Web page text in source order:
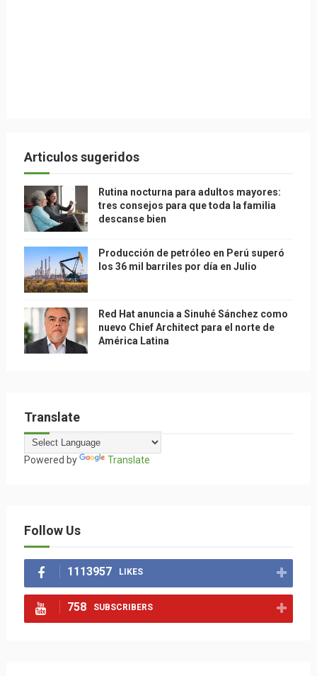
Articulos sugeridos
Rutina nocturna para adultos mayores:
tres consejos para que toda la familia
descanse bien
Producción de petróleo en Perú superó
los 36 mil barriles por día en Julio
Red Hat anuncia a Sinuhé Sánchez como
nuevo Chief Architect para el norte de
América Latina
Translate
Powered by Translate
Follow Us
1113957 LIKES
758 SUBSCRIBERS